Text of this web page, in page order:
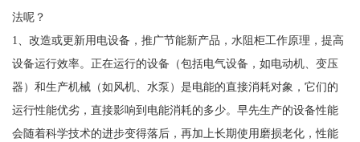
法呢？
1、改造或更新用电设备，推广节能新产品，水阻柜工作原理，提高
设备运行效率。正在运行的设备（包括电气设备，如电动机、变压
器）和生产机械（如风机、水泵）是电能的直接消耗对象，它们的
运行性能优劣，直接影响到电能消耗的多少。早先生产的设备性能
会随着科学技术的进步变得落后，再加上长期使用磨损老化，性能